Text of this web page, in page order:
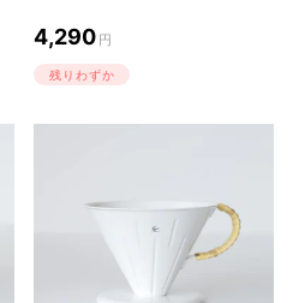
4,290 円
残りわずか